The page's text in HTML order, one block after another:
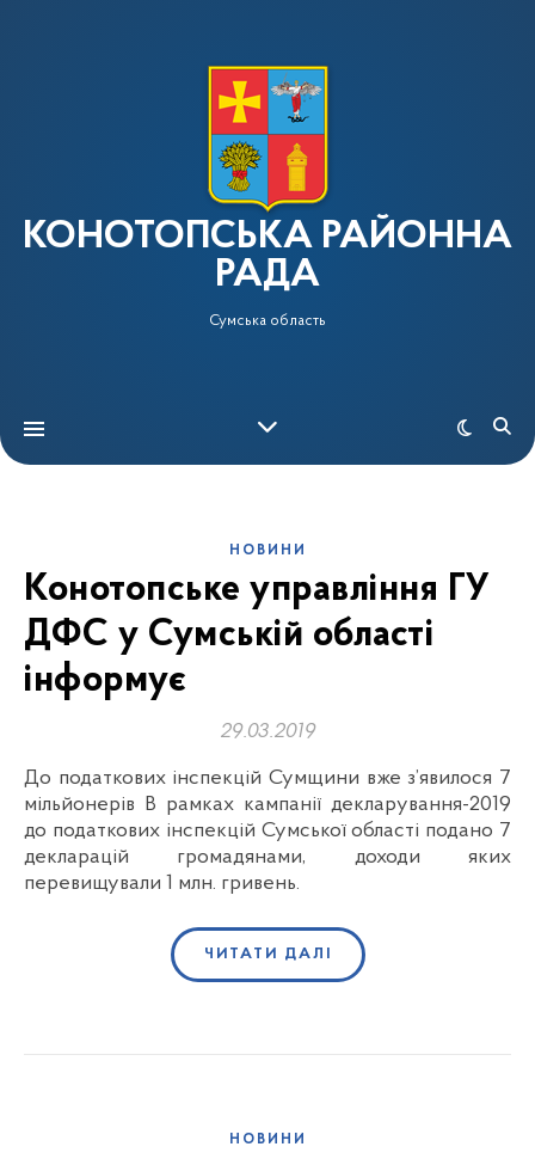
КОНОТОПСЬКА РАЙОННА
РАДА
Сумська область
НОВИНИ
Конотопське управління ГУ
ДФС у Сумській області
інформує
29.03.2019
До податкових інспекцій Сумщини вже з’явилося 7
мільйонерів В рамках кампанії декларування-2019
до податкових інспекцій Сумської області подано 7
декларацій громадянами, доходи яких
перевищували 1 млн. гривень.
ЧИТАТИ ДАЛІ
НОВИНИ